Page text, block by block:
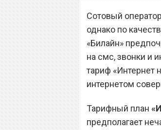
Сотовый
интернет
Сотовый оператор
однако по
«Билайн»
на смс, звонки и
тариф «Интернет
интернетом
Тарифный план
предполагает